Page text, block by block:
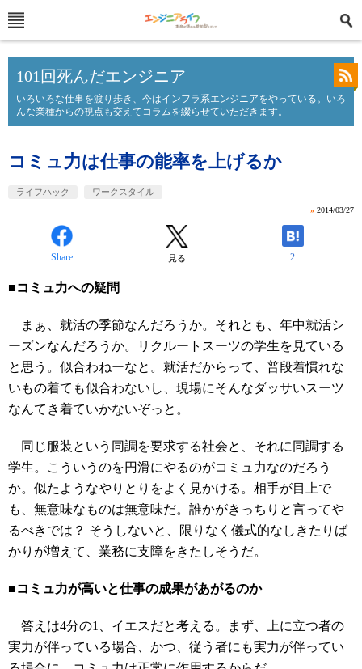
101回死んだエンジニア
いろいろな仕事を渡り歩き、今はインフラ系エンジニアをやっている。いろ
んな業種からの視点も交えてコラムを綴らせていただきます。
コミュ力は仕事の能率を上げるか
ライフハック ワークスタイル
» 2014/03/27
Share 見る 2
■コミュ力への疑問
まぁ、就活の季節なんだろうか。それとも、年中就活シ
ーズンなんだろうか。リクルートスーツの学生を見ている
と思う。似合わねーなと。就活だからって、普段着慣れな
いもの着ても似合わないし、現場にそんなダッサいスーツ
なんてき着ていかないぞっと。
同じ服装という同調を要求する社会と、それに同調する
学生。こういうのを円滑にやるのがコミュ力なのだろう
か。似たようなやりとりをよく見かける。相手が目上で
も、無意味なものは無意味だ。誰かがきっちりと言ってや
るべきでは？ そうしないと、限りなく儀式的なしきたりば
かりが増えて、業務に支障をきたしそうだ。
■コミュ力が高いと仕事の成果があがるのか
答えは4分の1、イエスだと考える。まず、上に立つ者の
実力が伴っている場合、かつ、従う者にも実力が伴ってい